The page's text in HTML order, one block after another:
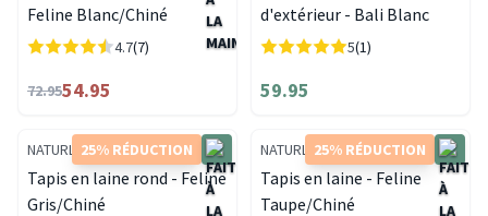
Feline Blanc/Chiné
4.7(7)
72.9554.95
d'extérieur - Bali Blanc
5(1)
59.95
25% RÉDUCTION
NATURL.
Tapis en laine rond - Feline
Gris/Chiné
25% RÉDUCTION
NATURL.
Tapis en laine - Feline
Taupe/Chiné